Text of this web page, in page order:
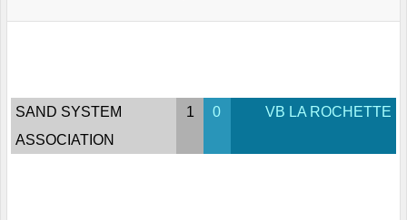
SAND SYSTEM
ASSOCIATION
1 0 VB LA ROCHETTE